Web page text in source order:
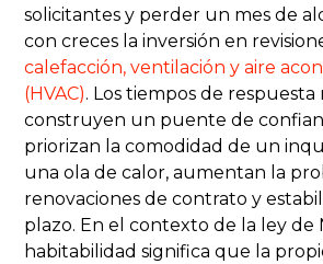
solicitantes y perder un mes de
con creces la inversión en
calefacción, ventilación y aire
(HVAC). Los tiempos de respuesta
construyen un puente de
priorizan la comodidad de un
una ola de calor, aumentan la
renovaciones de contrato y
plazo. En el contexto de la ley de
habitabilidad significa que la